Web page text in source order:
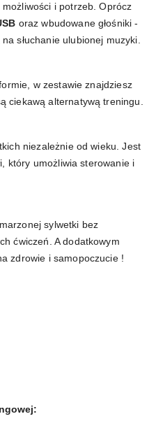
i potrzeb. Oprócz
oraz wbudowane głośniki -
słuchanie ulubionej muzyki.
w zestawie znajdziesz
ciekawą alternatywą treningu.
niezależnie od wieku. Jest
który umożliwia sterowanie i
sylwetki bez
ćwiczeń. A dodatkowym
zdrowie i samopoczucie !